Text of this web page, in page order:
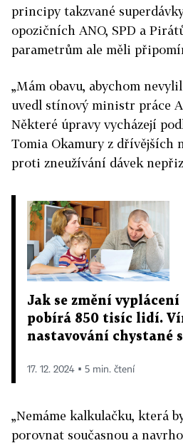
principy takzvané
opozičních ANO, SPD a
parametrům ale měli
„Mám obavu, abychom
uvedl stínový ministr práce
Některé úpravy vycházejí
Tomia Okamury z dřívějších
proti zneužívání dávek
Jak se změní
pobírá 850 tisíc lidí.
nastavování chystané
17. 12. 2024 ▪ 5 min. čtení
„Nemáme kalkulačku, která
porovnat současnou a